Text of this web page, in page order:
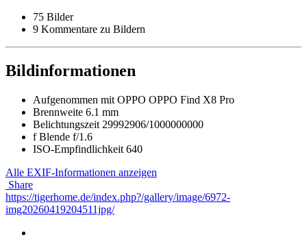
75 Bilder
9 Kommentare zu Bildern
Bildinformationen
Aufgenommen mit OPPO OPPO Find X8 Pro
Brennweite 6.1 mm
Belichtungszeit 29992906/1000000000
f Blende f/1.6
ISO-Empfindlichkeit 640
Alle EXIF-Informationen anzeigen
Share
https://tigerhome.de/index.php?/gallery/image/6972-
img20260419204511jpg/